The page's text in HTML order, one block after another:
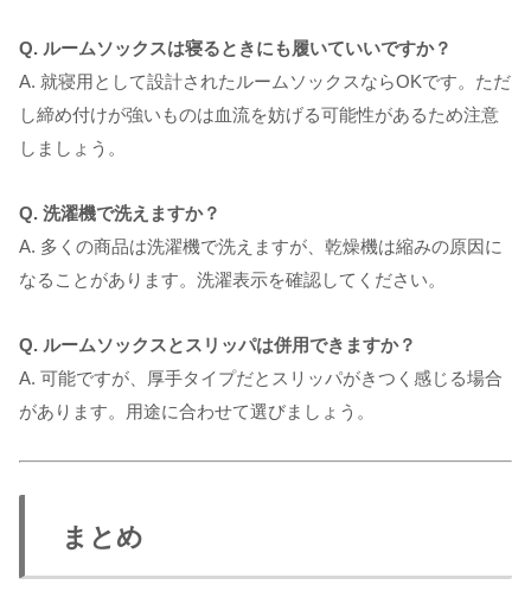
Q. ルームソックスは寝るときにも履いていいですか？
A. 就寝用として設計されたルームソックスならOKです。ただ
し締め付けが強いものは血流を妨げる可能性があるため注意
しましょう。
Q. 洗濯機で洗えますか？
A. 多くの商品は洗濯機で洗えますが、乾燥機は縮みの原因に
なることがあります。洗濯表示を確認してください。
Q. ルームソックスとスリッパは併用できますか？
A. 可能ですが、厚手タイプだとスリッパがきつく感じる場合
があります。用途に合わせて選びましょう。
まとめ